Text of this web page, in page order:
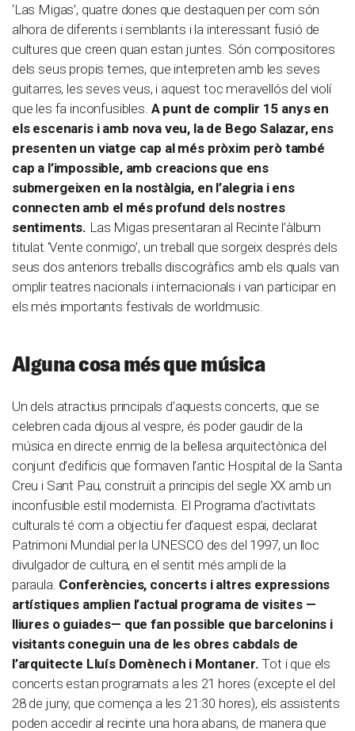
‘Las Migas’, quatre dones que destaquen per com són
alhora de diferents i semblants i la interessant fusió de
cultures que creen quan estan juntes. Són compositores
dels seus propis temes, que interpreten amb les seves
guitarres, les seves veus, i aquest toc meravellós del violí
que les fa inconfusibles. A punt de complir 15 anys en
els escenaris i amb nova veu, la de Bego Salazar, ens
presenten un viatge cap al més pròxim però també
cap a l’impossible, amb creacions que ens
submergeixen en la nostàlgia, en l’alegria i ens
connecten amb el més profund dels nostres
sentiments. Las Migas presentaran al Recinte l’àlbum
titulat ‘Vente conmigo’, un treball que sorgeix després dels
seus dos anteriors treballs discogràfics amb els quals van
omplir teatres nacionals i internacionals i van participar en
els més importants festivals de worldmusic.
Alguna cosa més que música
Un dels atractius principals d’aquests concerts, que se
celebren cada dijous al vespre, és poder gaudir de la
música en directe enmig de la bellesa arquitectònica del
conjunt d’edificis que formaven l’antic Hospital de la Santa
Creu i Sant Pau, construït a principis del segle XX amb un
inconfusible estil modernista. El Programa d’activitats
culturals té com a objectiu fer d’aquest espai, declarat
Patrimoni Mundial per la UNESCO des del 1997, un lloc
divulgador de cultura, en el sentit més ampli de la
paraula. Conferències, concerts i altres expressions
artístiques amplien l’actual programa de visites —
lliures o guiades— que fan possible que barcelonins i
visitants coneguin una de les obres cabdals de
l’arquitecte Lluís Domènech i Montaner. Tot i que els
concerts estan programats a les 21 hores (excepte el del
28 de juny, que comença a les 21:30 hores), els assistents
poden accedir al recinte una hora abans, de manera que